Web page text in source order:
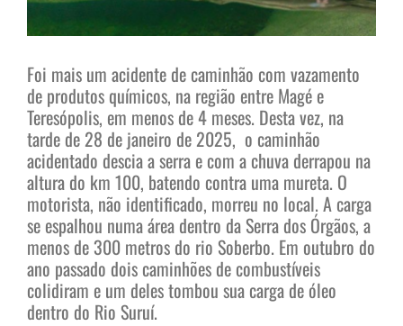
Foi mais um acidente de caminhão com vazamento
de produtos químicos, na região entre Magé e
Teresópolis, em menos de 4 meses. Desta vez, na
tarde de 28 de janeiro de 2025, o caminhão
acidentado descia a serra e com a chuva derrapou na
altura do km 100, batendo contra uma mureta. O
motorista, não identificado, morreu no local. A carga
se espalhou numa área dentro da Serra dos Órgãos, a
menos de 300 metros do rio Soberbo. Em outubro do
ano passado dois caminhões de combustíveis
colidiram e um deles tombou sua carga de óleo
dentro do Rio Suruí.